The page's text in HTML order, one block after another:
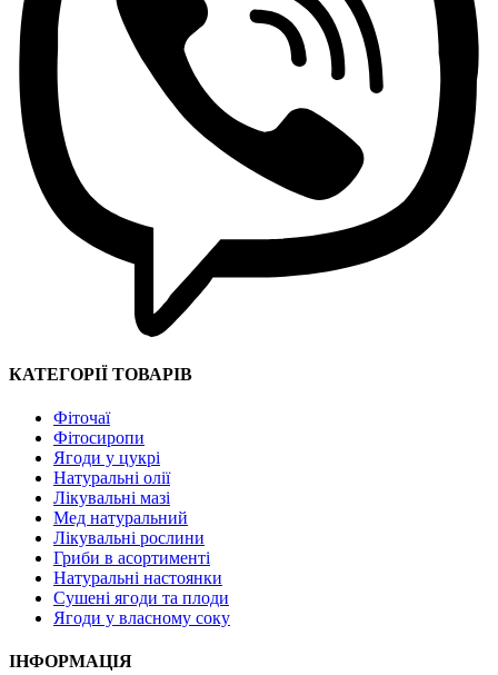
КАТЕГОРІЇ ТОВАРІВ
Фіточаї
Фітосиропи
Ягоди у цукрі
Натуральні олії
Лікувальні мазі
Мед натуральний
Лікувальні рослини
Гриби в асортименті
Натуральні настоянки
Сушені ягоди та плоди
Ягоди у власному соку
ІНФОРМАЦІЯ